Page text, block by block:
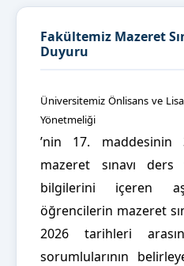
Fakültemiz Mazeret
Duyuru
Üniversitemiz Önlisans ve
Yönetmeliği
’nin 17. maddesinin
mazeret sınavı
bilgilerini içeren
öğrencilerin mazeret
2026 tarihleri
sorumlularının